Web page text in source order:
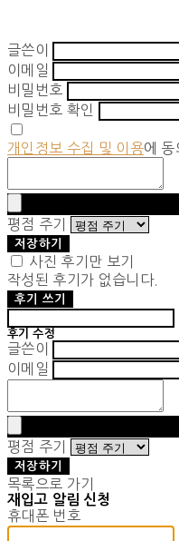
글쓴이
이메일
비밀번호
비밀번호 확인
개인정보 수집 및 이용에 동
평점 주기
저장하기
사진 후기만 보기
작성된 후기가 없습니다.
후기 쓰기
후기 수정
글쓴이
이메일
평점 주기
저장하기
목록으로 가기
재입고 알림 신청
휴대폰 번호